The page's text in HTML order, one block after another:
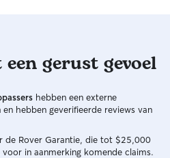
gerust gevoel
hebben een externe
hebben geverifieerde reviews van
de Rover Garantie, die tot $25,000
in aanmerking komende claims.